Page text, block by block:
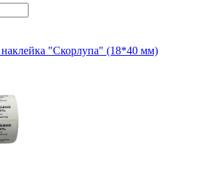
"Скорлупа" (18*40 мм)